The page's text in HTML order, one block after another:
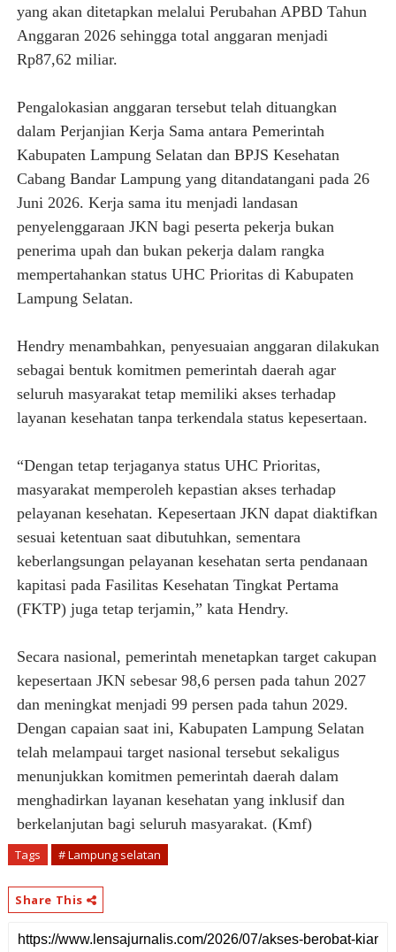
yang akan ditetapkan melalui Perubahan APBD Tahun
Anggaran 2026 sehingga total anggaran menjadi
Rp87,62 miliar.
Pengalokasian anggaran tersebut telah dituangkan
dalam Perjanjian Kerja Sama antara Pemerintah
Kabupaten Lampung Selatan dan BPJS Kesehatan
Cabang Bandar Lampung yang ditandatangani pada 26
Juni 2026. Kerja sama itu menjadi landasan
penyelenggaraan JKN bagi peserta pekerja bukan
penerima upah dan bukan pekerja dalam rangka
mempertahankan status UHC Prioritas di Kabupaten
Lampung Selatan.
Hendry menambahkan, penyesuaian anggaran dilakukan
sebagai bentuk komitmen pemerintah daerah agar
seluruh masyarakat tetap memiliki akses terhadap
layanan kesehatan tanpa terkendala status kepesertaan.
“Dengan tetap terjaganya status UHC Prioritas,
masyarakat memperoleh kepastian akses terhadap
pelayanan kesehatan. Kepesertaan JKN dapat diaktifkan
sesuai ketentuan saat dibutuhkan, sementara
keberlangsungan pelayanan kesehatan serta pendanaan
kapitasi pada Fasilitas Kesehatan Tingkat Pertama
(FKTP) juga tetap terjamin,” kata Hendry.
Secara nasional, pemerintah menetapkan target cakupan
kepesertaan JKN sebesar 98,6 persen pada tahun 2027
dan meningkat menjadi 99 persen pada tahun 2029.
Dengan capaian saat ini, Kabupaten Lampung Selatan
telah melampaui target nasional tersebut sekaligus
menunjukkan komitmen pemerintah daerah dalam
menghadirkan layanan kesehatan yang inklusif dan
berkelanjutan bagi seluruh masyarakat. (Kmf)
Tags # Lampung selatan
Share This